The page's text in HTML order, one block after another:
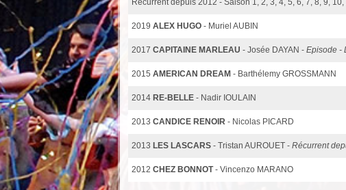
2019 ALEX HUGO - Muriel AUBIN
2017 CAPITAINE MARLEAU - Josée DAYAN - Episode -
2015 AMERICAN DREAM - Barthélemy GROSSMANN
2014 RE-BELLE - Nadir IOULAIN
2013 CANDICE RENOIR - Nicolas PICARD
2013 LES LASCARS - Tristan AUROUET - Récurrent
2012 CHEZ BONNOT - Vincenzo MARANO